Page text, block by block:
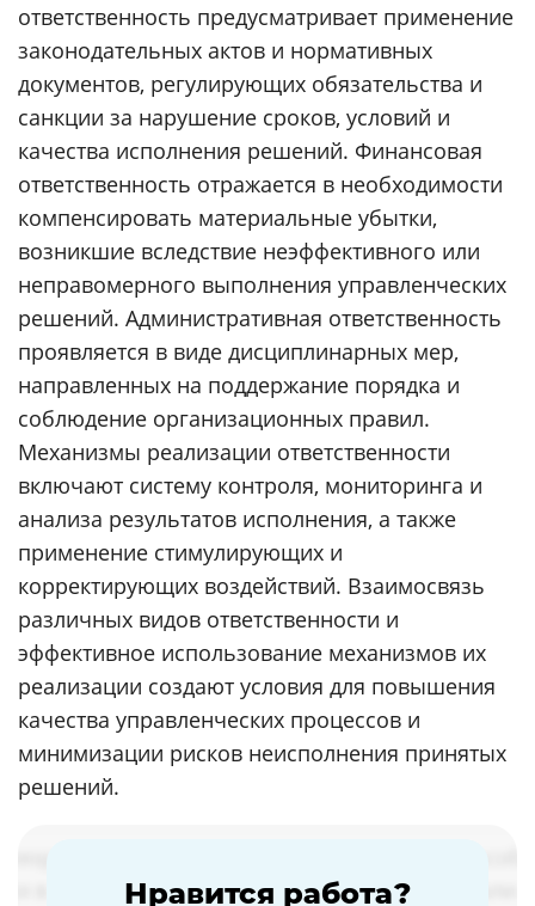
ответственность предусматривает применение
законодательных актов и нормативных
документов, регулирующих обязательства и
санкции за нарушение сроков, условий и
качества исполнения решений. Финансовая
ответственность отражается в необходимости
компенсировать материальные убытки,
возникшие вследствие неэффективного или
неправомерного выполнения управленческих
решений. Административная ответственность
проявляется в виде дисциплинарных мер,
направленных на поддержание порядка и
соблюдение организационных правил.
Механизмы реализации ответственности
включают систему контроля, мониторинга и
анализа результатов исполнения, а также
применение стимулирующих и
корректирующих воздействий. Взаимосвязь
различных видов ответственности и
эффективное использование механизмов их
реализации создают условия для повышения
качества управленческих процессов и
минимизации рисков неисполнения принятых
решений.
Нравится работа?